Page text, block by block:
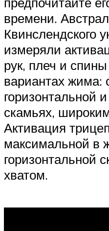
времени.
Квинслендского
измеряли
рук, плеч и
вариантах жима:
горизонтальной
скамьях,
Активация
максимальной в
горизонтальной
хватом.